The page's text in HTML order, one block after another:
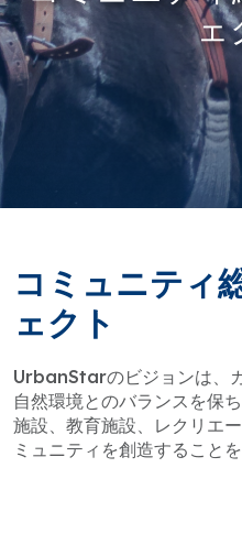
ェ
コミュニティ
ェクト
UrbanStarのビジョンは、
自然環境とのバランスを保
施設、教育施設、レクリエ
ミュニティを創造すること